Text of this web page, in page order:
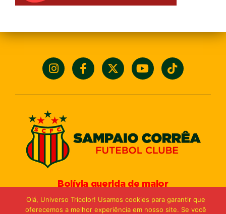
Bolívia querida de maior
Av. General Arthur Carvalho,
Olá, Universo Tricolor! Usamos cookies para garantir que
oferecemos a melhor experiência em nosso site. Se você